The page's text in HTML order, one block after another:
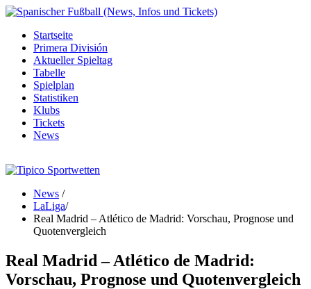
Startseite
Primera División
Aktueller Spieltag
Tabelle
Spielplan
Statistiken
Klubs
Tickets
News
News /
LaLiga/
Real Madrid – Atlético de Madrid: Vorschau, Prognose und
Quotenvergleich
Real Madrid – Atlético de Madrid:
Vorschau, Prognose und Quotenvergleich